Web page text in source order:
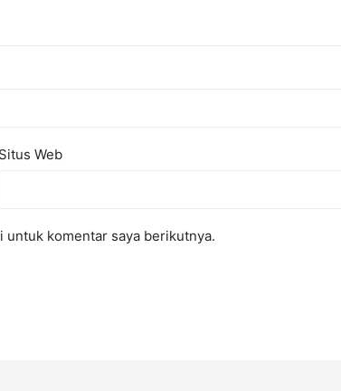
Situs Web
untuk komentar saya berikutnya.